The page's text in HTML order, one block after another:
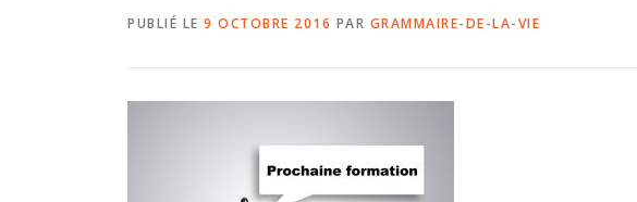
PUBLIÉ LE 9 OCTOBRE 2016 PAR GRAMMAIRE-DE-LA-VIE